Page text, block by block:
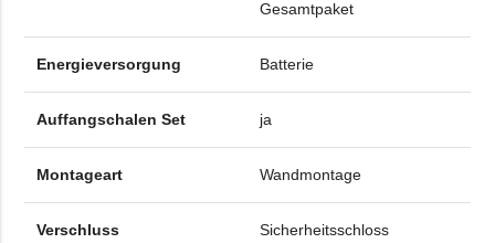
Gesamtpaket
Energieversorgung Batterie
Auffangschalen Set ja
Montageart Wandmontage
Verschluss Sicherheitsschloss